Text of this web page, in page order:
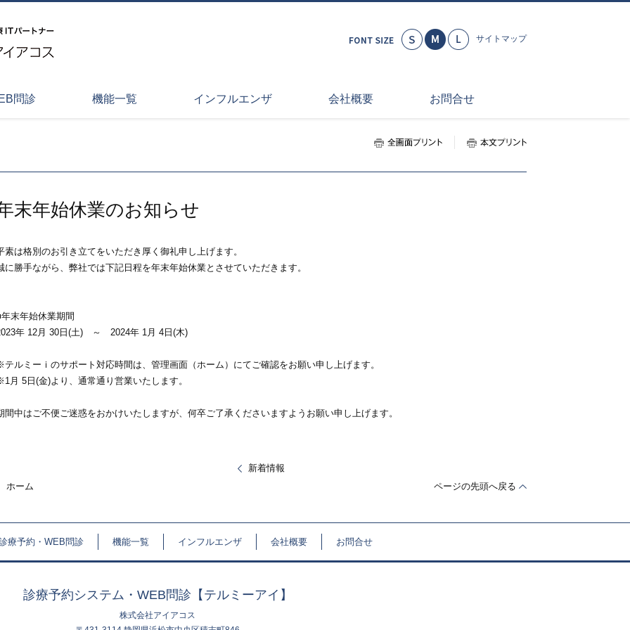
サイトマップ
問診 機能一覧 インフルエンザ 会社概要 お問合せ
末年始休業のお知らせ
素は格別のお引き立てをいただき厚く御礼申し上げます。
に勝手ながら、弊社では下記日程を年末年始休業とさせていただきます。
末年始休業期間
年 12月 30日(土) ～ 2024年 1月 4日(木)
ルミーｉのサポート対応時間は、管理画面（ホーム）にてご確認をお願い申し上げます。
月 5日(金)より、通常通り営業いたします。
間中はご不便ご迷惑をおかけいたしますが、何卒ご了承くださいますようお願い申し上げます。
新着情報
ホーム
ページの先頭へ戻る
療予約・WEB問診 機能一覧 インフルエンザ 会社概要 お問合せ
診療予約システム・WEB問診【テルミーアイ】
株式会社アイアコス